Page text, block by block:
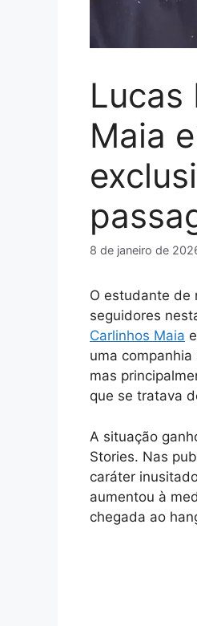
Lucas
Maia
8 de janeiro de
O estudante de
seguidores
Carlinhos Maia
uma
mas
que se tratava
A situação
Stories. Nas
caráter
aumentou à
chegada ao